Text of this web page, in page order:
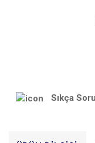
Sıkça